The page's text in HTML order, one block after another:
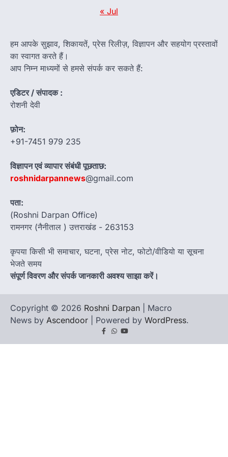
« Jul
हम आपके सुझाव, शिकायतें, प्रेस रिलीज़, विज्ञापन और सहयोग प्रस्तावों
का स्वागत करते हैं।
आप निम्न माध्यमों से हमसे संपर्क कर सकते हैं:
एडिटर / संपादक :
रोशनी देवी
फ़ोन:
+91-7451 979 235
विज्ञापन एवं व्यापार संबंधी पूछताछ:
roshnidarpannews@gmail.com
पता:
(Roshni Darpan Office)
रामनगर (नैनीताल ) उत्तराखंड - 263153
कृपया किसी भी समाचार, घटना, प्रेस नोट, फोटो/वीडियो या सूचना
भेजते समय
संपूर्ण विवरण और संपर्क जानकारी अवश्य साझा करें।
Copyright © 2026 Roshni Darpan | Macro
News by Ascendoor | Powered by WordPress.
Facebook
Whatsapp
youtube